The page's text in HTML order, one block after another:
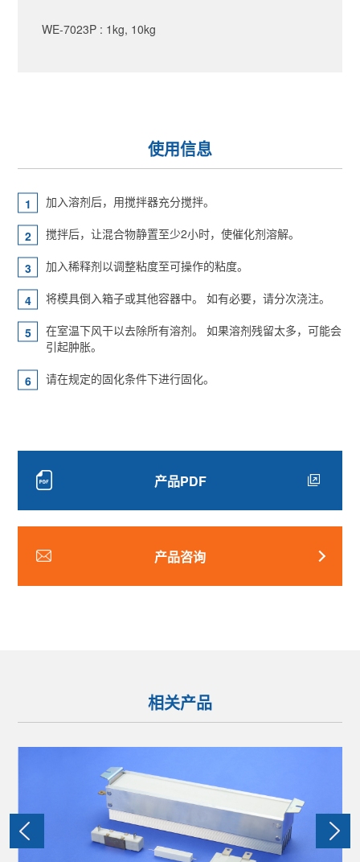
WE-7023P : 1kg, 10kg
使用信息
加入溶剂后，用搅拌器充分搅拌。
搅拌后，让混合物静置至少2小时，使催化剂溶解。
加入稀释剂以调整粘度至可操作的粘度。
将模具倒入箱子或其他容器中。 如有必要，请分次浇注。
在室温下风干以去除所有溶剂。 如果溶剂残留太多，可能会
引起肿胀。
请在规定的固化条件下进行固化。
产品PDF
产品咨询
相关产品